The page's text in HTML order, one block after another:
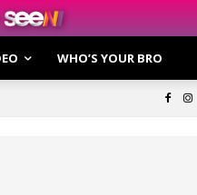
Privasi
WHO’S YOUR BRO